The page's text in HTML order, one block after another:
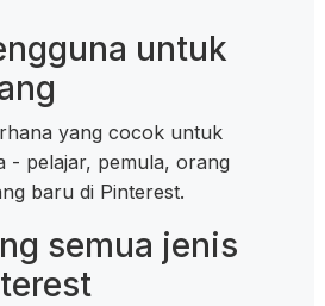
untuk
yang cocok untuk
- pelajar, pemula, orang
baru di Pinterest.
semua jenis